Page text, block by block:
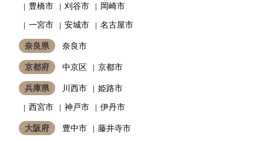
豊橋市
刈谷市
岡崎市
一宮市
安城市 名古屋市
奈良県 奈良市
京都府 中京区 京都市
兵庫県 川西市
姫路市
西宮市
神戸市 伊丹市
大阪府 豊中市
藤井寺市